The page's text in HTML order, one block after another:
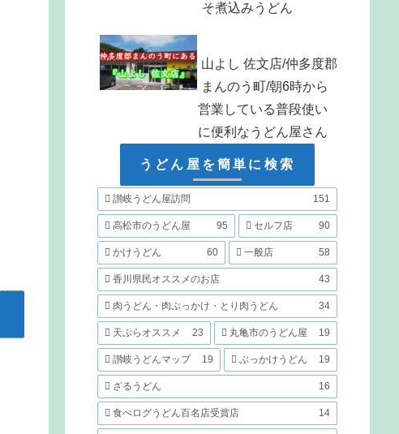
そ煮込みうどん
山よし 佐文店/仲多度郡
まんのう町/朝6時から
営業している普段使い
に便利なうどん屋さん
うどん屋を簡単に検索
讃岐うどん屋訪問 151
高松市のうどん屋 95 セルフ店 90
かけうどん 60 一般店 58
香川県民オススメのお店 43
肉うどん・肉ぶっかけ・とり肉うどん 34
天ぷらオススメ 23 丸亀市のうどん屋 19
讃岐うどんマップ 19 ぶっかけうどん 19
ざるうどん 16
食べログうどん百名店受賞店 14